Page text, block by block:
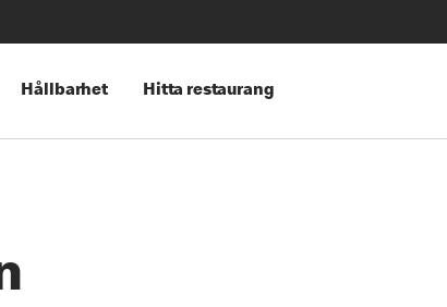
Hållbarhet Hitta restaurang